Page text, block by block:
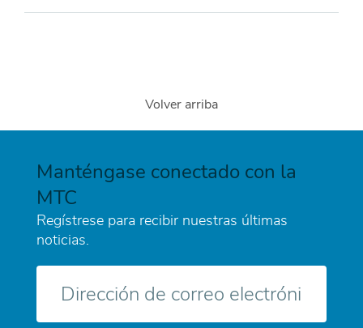
Volver arriba
Manténgase conectado con la
MTC
Regístrese para recibir nuestras últimas
noticias.
electrónico